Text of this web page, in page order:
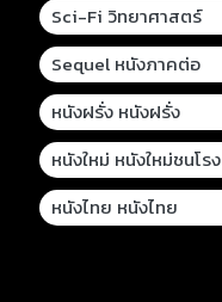
Sci-Fi วิทยาศาสตร์
Sequel หนังภาคต่อ
หนังฝรั่ง หนังฝรั่ง
หนังใหม่ หนังใหม่ชนโรง
หนังไทย หนังไทย